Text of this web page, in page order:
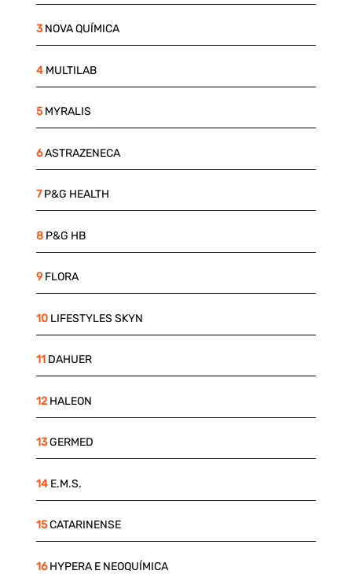
3NOVA QUÍMICA
4MULTILAB
5MYRALIS
6ASTRAZENECA
7P&G HEALTH
8P&G HB
9FLORA
10LIFESTYLES SKYN
11DAHUER
12HALEON
13GERMED
14E.M.S.
15CATARINENSE
16HYPERA E NEOQUÍMICA